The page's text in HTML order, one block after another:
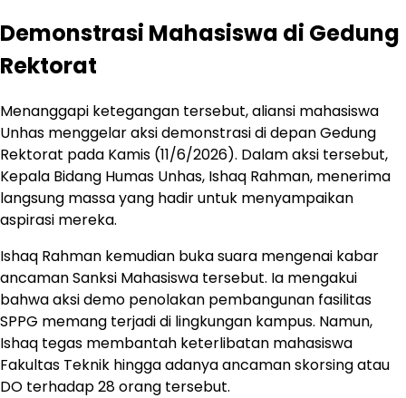
Demonstrasi Mahasiswa di Gedung
Rektorat
Menanggapi ketegangan tersebut, aliansi mahasiswa
Unhas menggelar aksi demonstrasi di depan Gedung
Rektorat pada Kamis (11/6/2026). Dalam aksi tersebut,
Kepala Bidang Humas Unhas, Ishaq Rahman, menerima
langsung massa yang hadir untuk menyampaikan
aspirasi mereka.
Ishaq Rahman kemudian buka suara mengenai kabar
ancaman Sanksi Mahasiswa tersebut. Ia mengakui
bahwa aksi demo penolakan pembangunan fasilitas
SPPG memang terjadi di lingkungan kampus. Namun,
Ishaq tegas membantah keterlibatan mahasiswa
Fakultas Teknik hingga adanya ancaman skorsing atau
DO terhadap 28 orang tersebut.